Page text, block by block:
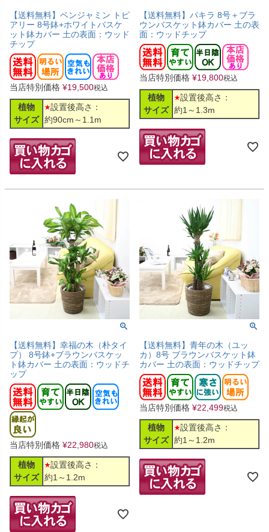
【送料無料】ベンジャミン トピ
アリー 8号鉢+ホワイトバスケ
ット鉢カバー 土の表面：ウッド
チップ
当店特別価格 ¥19,500税込
植物
サイズ
設置後高さ：
約90cm～1.1m
【送料無料】パキラ 8号＋ブラ
ウンバスケット鉢カバー 土の表
面：ウッドチップ
当店特別価格 ¥19,800税込
植物
サイズ
設置後高さ：
約1～1.3m
【送料無料】幸福の木（朴タイ
プ） 8号鉢+ブラウンバスケッ
ト鉢カバー 土の表面：ウッドチ
ップ
当店特別価格 ¥22,980税込
植物
サイズ
設置後高さ：
約1～1.2m
【送料無料】青年の木（ユッ
カ）8号 ブラウンバスケット鉢
カバー 土の表面：ウッドチップ
当店特別価格 ¥22,499税込
植物
サイズ
設置後高さ：
約1～1.2m